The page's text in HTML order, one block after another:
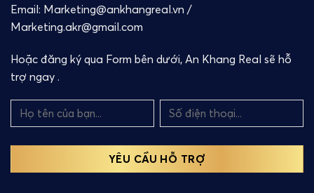
Email: Marketing@ankhangreal.vn /
Marketing.akr@gmail.com
Hoặc đăng ký qua Form bên dưới, An Khang Real sẽ hỗ
trợ ngay .